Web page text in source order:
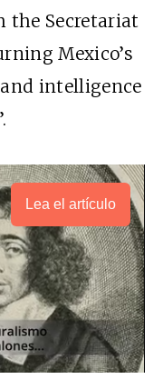
the Secretariat
Mexico’s
and intelligence
Lea el artículo